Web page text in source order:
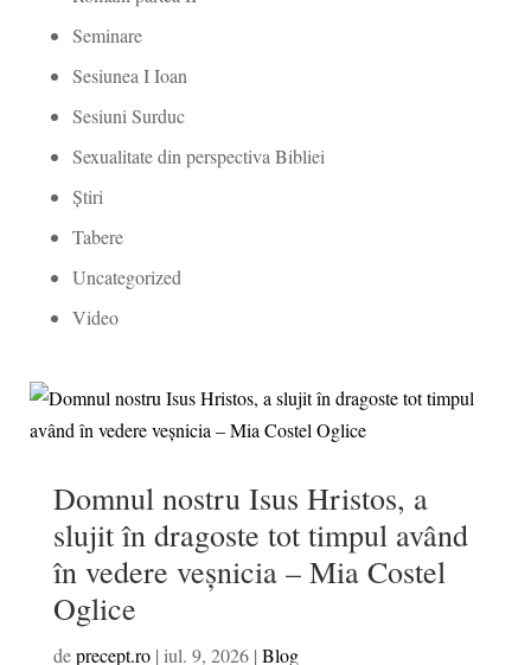
Seminare
Sesiunea I Ioan
Sesiuni Surduc
Sexualitate din perspectiva Bibliei
Știri
Tabere
Uncategorized
Video
Domnul nostru Isus Hristos, a
slujit în dragoste tot timpul având
în vedere veșnicia – Mia Costel
Oglice
deprecept.ro| iul. 9, 2026| Blog